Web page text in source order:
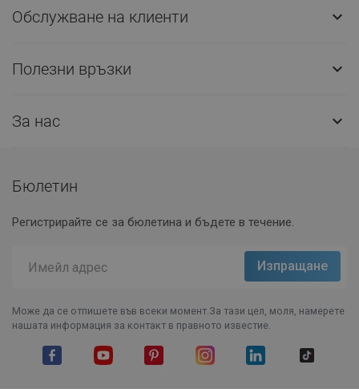
Обслужване на клиенти 
Полезни връзки 
За нас 
Бюлетин
Регистрирайте се за бюлетина и бъдете в течение.
Може да се отпишете във всеки момент.За тази цел, моля, намерете
нашата информация за контакт в правното известие.